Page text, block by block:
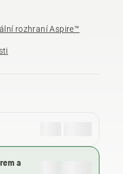
rozhraní Aspire™
a